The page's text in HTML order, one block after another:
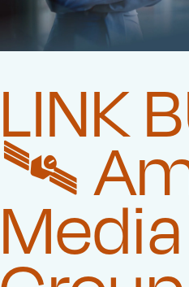
LINK
🛰️‍
Media